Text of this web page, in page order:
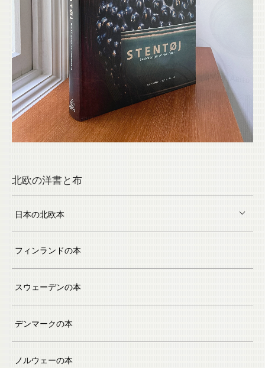
北欧の洋書と布
日本の北欧本
フィンランドの本
スウェーデンの本
デンマークの本
ノルウェーの本